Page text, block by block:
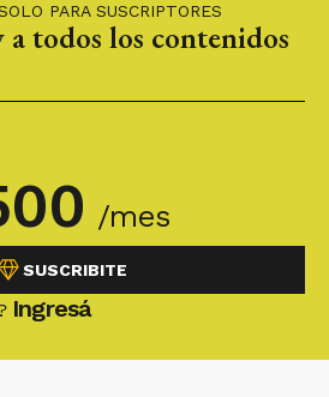
PARA SUSCRIPTORES
a todos los contenidos
/mes
SUSCRIBITE
Ingresá